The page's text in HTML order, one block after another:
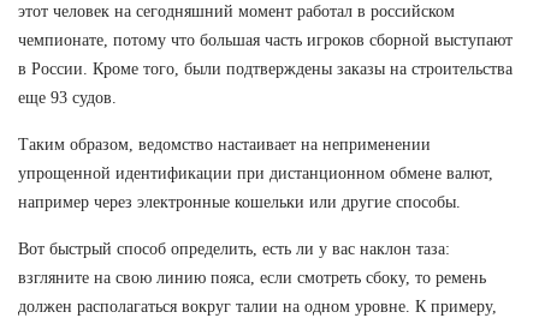
этот человек на сегодняшний момент работал в российском
чемпионате, потому что большая часть игроков сборной выступают
в России. Кроме того, были подтверждены заказы на строительства
еще 93 судов.
Таким образом, ведомство настаивает на неприменении
упрощенной идентификации при дистанционном обмене валют,
например через электронные кошельки или другие способы.
Вот быстрый способ определить, есть ли у вас наклон таза:
взгляните на свою линию пояса, если смотреть сбоку, то ремень
должен располагаться вокруг талии на одном уровне. К примеру,